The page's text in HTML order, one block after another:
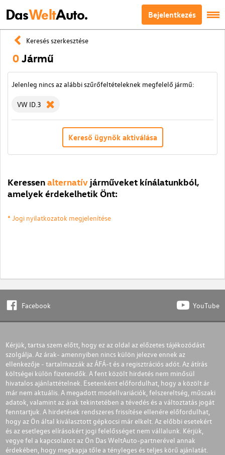
DasWeltAuto. Bejelentkezés
Keresés szerkesztése
0Jármű
Jelenleg nincs az alábbi szűrőfeltételeknek megfelelő jármű:
VW ID.3
Kereső ügynök aktiválása
Keressenalternatív járműveket kínálatunkból,
amelyek érdekelhetik Önt:
* Jogi nyilatkozatok megjelenítése
Facebook YouTube
Kérjük, tartsa szem előtt, hogy ez az oldal az előzetes tájékozódást
szolgálja. Az árak- amennyiben nincs külön jelezve ennek az
ellenkezője - tartalmazzák az ÁFÁ-t és a regisztrációs adót. Az átírás
költségei külön fizetendők. A fent közölt hirdetés nem minősül
hivatalos ajánlattételnek. Esetenként előfordulhat, hogy a közölt ár
már nem aktuális. A megadott modellvariációk, felszereltség, műszaki
adatok, valamint az árak tekintetében a tévedés és a változtatás jogát
fenntartjuk. A hirdetések rendszeres frissítése ellenére előfordulhat,
hogy az Ön által kiválasztott gépkocsi már elkelt. Az előbbi esetekért
és az esetleges elírásokért jogi felelősséget nem vállalunk. Kérjük,
vegye fel a kapcsolatot az Ön Das WeltAuto-partnerével annak
érdekében, hogy megkapja tőle a tényleges és teljes körű ajánlatát.